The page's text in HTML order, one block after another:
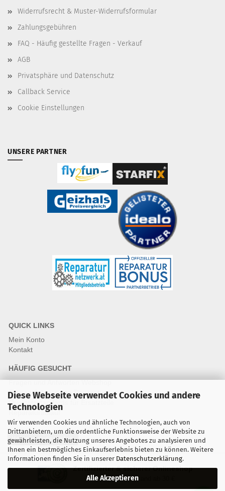
Diese Webseite verwendet Cookies und andere
Technologien
Wir verwenden Cookies und ähnliche Technologien, auch von
Drittanbietern, um die ordentliche Funktionsweise der Website zu
gewährleisten, die Nutzung unseres Angebotes zu analysieren und
Ihnen ein bestmögliches Einkaufserlebnis bieten zu können. Weitere
Informationen finden Sie in unserer Datenschutzerklärung.
Alle Akzeptieren
Widerrufsrecht & Muster-Widerrufsformular
Zahlungsgebühren
FAQ - Häufig gestellte Fragen - Verkauf
AGB
Privatsphäre und Datenschutz
Callback Service
Cookie Einstellungen
UNSERE PARTNER
QUICK LINKS
Mein Konto
Kontakt
HÄUFIG GESUCHT
Fragen und Antworten Webshop
Fragen & Antworten Reparatur
Qualitätsstandards für Ersatzteile
Reparaturablauf
Vertrag widerrufen
Zertifizierter & sicherer Onlineshop
Kostenloser Versand ab 30 €